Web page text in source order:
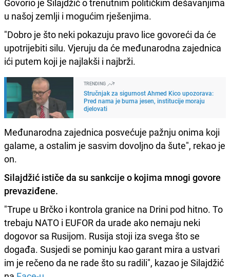
u našoj zemlji i mogućim rješenjima.
"Dobro je što neki pokazuju pravo lice govoreći da će
upotrijebiti silu. Vjeruju da će međunarodna zajednica
ići putem koji je najlakši i najbrži.
TRENDING
Stručnjak za sigurnost Ahmed Kico upozorava:
Pred nama je burna jesen, institucije moraju
djelovati
Međunarodna zajednica posvećuje pažnju onima koji
galame, a ostalim je sasvim dovoljno da šute", rekao je
on.
Silajdžić ističe da su sankcije o kojima mnogi govore
prevaziđene.
"Trupe u Brčko i kontrola granice na Drini pod hitno. To
trebaju NATO i EUFOR da urade ako nemaju neki
dogovor sa Rusijom. Rusija stoji iza svega što se
događa. Susjedi se pominju kao garant mira a ustvari
im je rečeno da ne rade što su radili", kazao je Silajdžić